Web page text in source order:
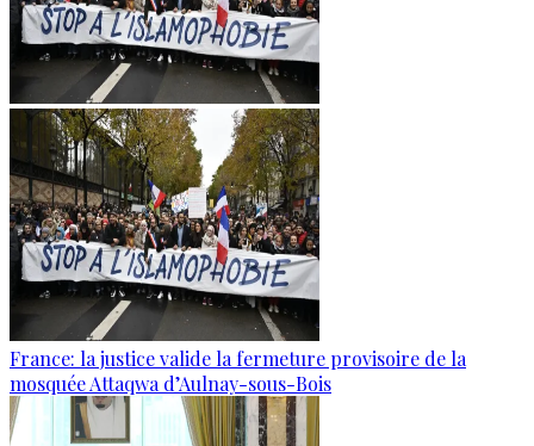
France: la justice valide la fermeture provisoire de la
mosquée Attaqwa d’Aulnay-sous-Bois